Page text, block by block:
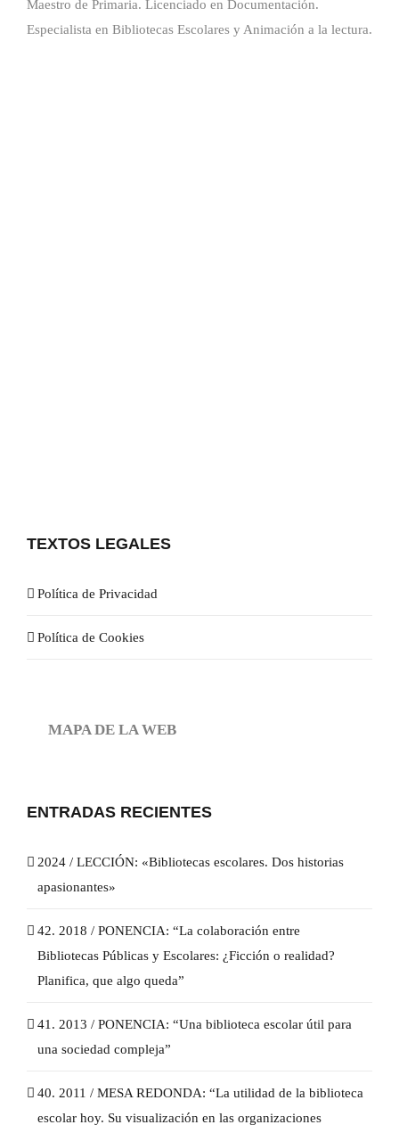
Maestro de Primaria. Licenciado en Documentación.
Especialista en Bibliotecas Escolares y Animación a la lectura.
TEXTOS LEGALES
Política de Privacidad
Política de Cookies
MAPA DE LA WEB
ENTRADAS RECIENTES
2024 / LECCIÓN: «Bibliotecas escolares. Dos historias
apasionantes»
42. 2018 / PONENCIA: “La colaboración entre
Bibliotecas Públicas y Escolares: ¿Ficción o realidad?
Planifica, que algo queda”
41. 2013 / PONENCIA: “Una biblioteca escolar útil para
una sociedad compleja”
40. 2011 / MESA REDONDA: “La utilidad de la biblioteca
escolar hoy. Su visualización en las organizaciones